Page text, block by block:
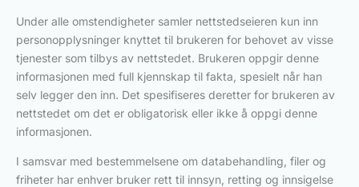
Under alle omstendigheter samler nettstedseieren kun inn
personopplysninger knyttet til brukeren for behovet av visse
tjenester som tilbys av nettstedet. Brukeren oppgir denne
informasjonen med full kjennskap til fakta, spesielt når han
selv legger den inn. Det spesifiseres deretter for brukeren av
nettstedet om det er obligatorisk eller ikke å oppgi denne
informasjonen.
I samsvar med bestemmelsene om databehandling, filer og
friheter har enhver bruker rett til innsyn, retting og innsigelse